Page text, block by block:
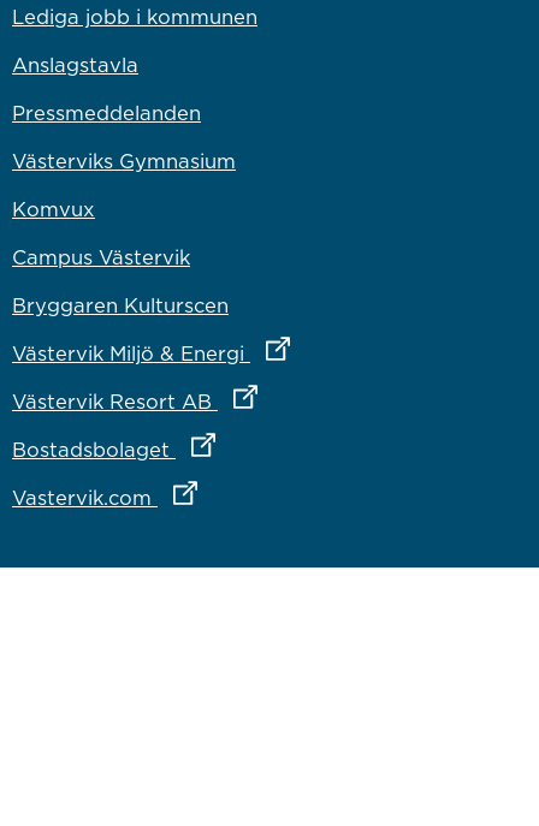
Lediga jobb i kommunen
Anslagstavla
Pressmeddelanden
Västerviks Gymnasium
Komvux
Campus Västervik
Bryggaren Kulturscen
Västervik Miljö & Energi
Länk till annan webbplats
Västervik Resort AB Länk till annan webbplats
Bostadsbolaget Länk till annan webbplats
Vastervik.com Länk till annan webbplats